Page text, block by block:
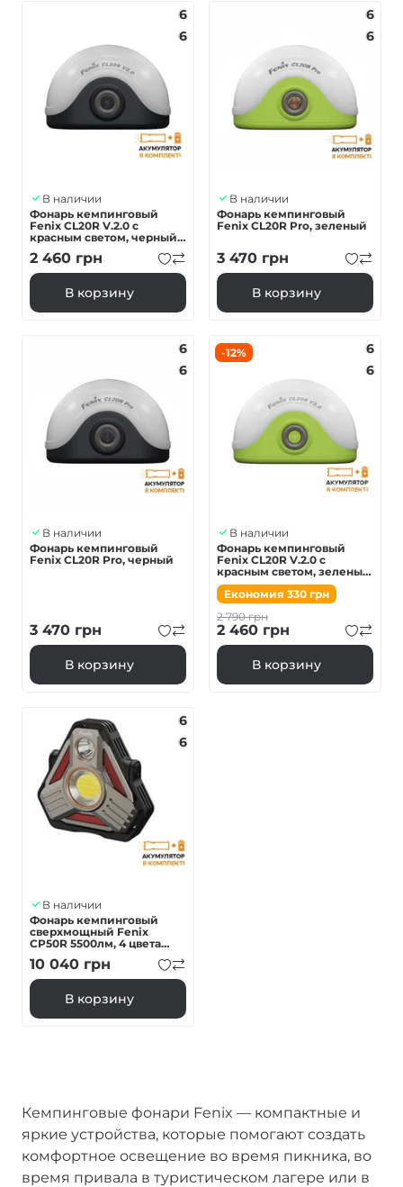
6
6
В наличии
Фонарь кемпинговый
Fenix CL20R V.2.0 с
красным светом, черный
300 лм
2 460 грн
В корзину
6
6
В наличии
Фонарь кемпинговый
Fenix CL20R Pro, зеленый
3 470 грн
В корзину
6
6
В наличии
Фонарь кемпинговый
Fenix CL20R Pro, черный
3 470 грн
В корзину
-12%
6
6
В наличии
Фонарь кемпинговый
Fenix CL20R V.2.0 с
красным светом, зеленый
300 лм
Економия 330 грн
2 790грн
2 460 грн
В корзину
6
6
В наличии
Фонарь кемпинговый
сверхмощный Fenix
CP50R 5500лм, 4 цвета
диодов
10 040 грн
В корзину
Кемпинговые фонари Fenix — компактные и
яркие устройства, которые помогают создать
комфортное освещение во время пикника, во
время привала в туристическом лагере или в